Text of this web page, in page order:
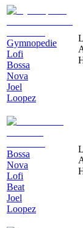
Gymnopedie
Lofi
Bossa
Nova
Joel
Loopez
Bossa
Nova
Lofi
Beat
Joel
Loopez